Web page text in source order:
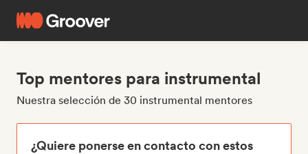
Top mentores para instrumental
Nuestra selección de 30 instrumental mentores
¿Quiere ponerse en contacto con estos